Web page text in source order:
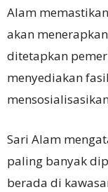
Alam
akan
ditetapkan
menyediakan
Sari Alam
paling banyak
berada di